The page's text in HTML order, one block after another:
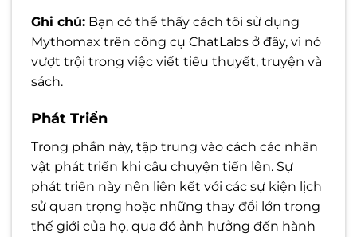
Ghi chú: Bạn có thể thấy cách tôi sử dụng
Mythomax trên công cụ ChatLabs ở đây, vì nó
vượt trội trong việc viết tiểu thuyết, truyện và
sách.
Phát Triển
Trong phần này, tập trung vào cách các nhân
vật phát triển khi câu chuyện tiến lên. Sự
phát triển này nên liên kết với các sự kiện lịch
sử quan trọng hoặc những thay đổi lớn trong
thế giới của họ, qua đó ảnh hưởng đến hành